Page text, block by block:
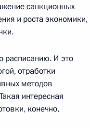
санкционных
и роста экономики,
расписанию. И это
отработки
методов
интересная
конечно,